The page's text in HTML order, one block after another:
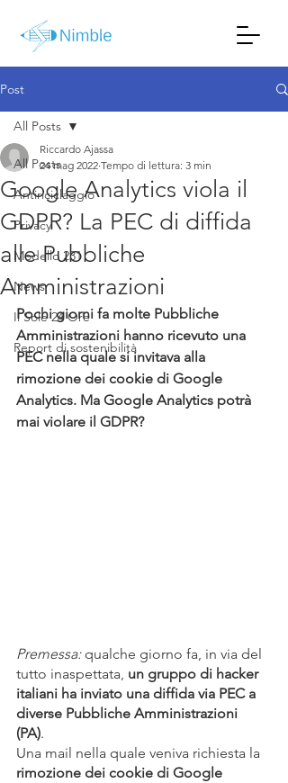
Post
All Posts
Antiriciclaggio
Privacy
Modello 231
News
Il Sole 24 Ore
Report di sostenibilità
All Posts
Google Analytics viola il
GDPR? La PEC di diffida
alle Pubbliche
Amministrazioni
Riccardo Ajassa
24 mag 2022 Tempo di lettura: 3 min
Pochi giorni fa molte Pubbliche
Amministrazioni hanno ricevuto una
PEC nella quale si invitava alla
rimozione dei cookie di Google
Analytics. Ma Google Analytics potrà
mai violare il GDPR?
Premessa: qualche giorno fa, in via del
tutto inaspettata, un gruppo di hacker
italiani ha inviato una diffida via PEC a
diverse Pubbliche Amministrazioni
(PA).
Una mail nella quale veniva richiesta la
rimozione dei cookie di Google